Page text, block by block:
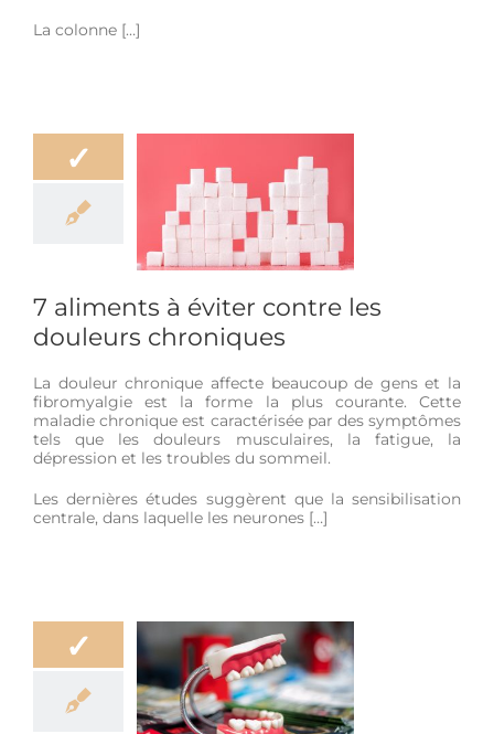
La colonne […]
✓
à éviter
les douleurs
7 aliments à éviter contre les
douleurs chroniques
La douleur chronique affecte beaucoup de gens et la
fibromyalgie est la forme la plus courante. Cette
maladie chronique est caractérisée par des symptômes
tels que les douleurs musculaires, la fatigue, la
dépression et les troubles du sommeil.
Les dernières études suggèrent que la sensibilisation
centrale, dans laquelle les neurones […]
✓
qu’on ne le